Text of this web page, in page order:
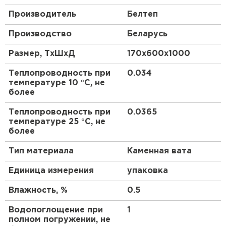
Производитель Белтеп
Производство Беларусь
Размер, ТхШхД 170х600х1000
Теплопроводность при
температуре 10 °С, не
более
0.034
Теплопроводность при
температуре 25 °С, не
более
0.0365
Тип материала Каменная вата
Единица измерения упаковка
Влажность, % 0.5
Водопоглощение при
полном погружении, не
1
Утеплитель Isoroc
Утеплитель Isover
Утеплитель Paroc
ПЕРЕЙТИ
Утеплитель Penoplex
ПЕРЕЙТИ